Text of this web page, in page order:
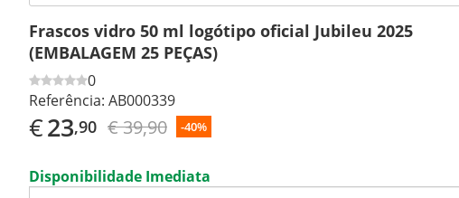
Frascos vidro 50 ml logótipo oficial Jubileu 2025
(EMBALAGEM 25 PEÇAS)
0
Referência: AB000339
€23,90 € 39,90 -40%
Disponibilidade Imediata